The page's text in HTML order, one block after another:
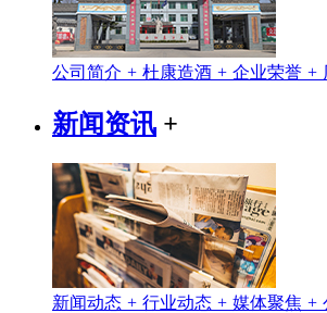
公司简介 + 杜康造酒 + 企业荣誉 +
新闻资讯 +
新闻动态 + 行业动态 + 媒体聚焦 +